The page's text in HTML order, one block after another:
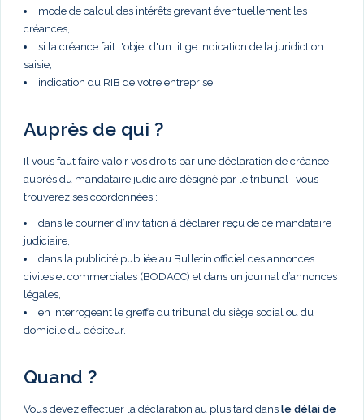
mode de calcul des intérêts grevant éventuellement les
créances,
si la créance fait l'objet d'un litige indication de la juridiction
saisie,
indication du RIB de votre entreprise.
Auprès de qui ?
Il vous faut faire valoir vos droits par une déclaration de créance
auprès du mandataire judiciaire désigné par le tribunal ; vous
trouverez ses coordonnées :
dans le courrier d’invitation à déclarer reçu de ce mandataire
judiciaire,
dans la publicité publiée au Bulletin officiel des annonces
civiles et commerciales (BODACC) et dans un journal d’annonces
légales,
en interrogeant le greffe du tribunal du siège social ou du
domicile du débiteur.
Quand ?
Vous devez effectuer la déclaration au plus tard dans le délai de